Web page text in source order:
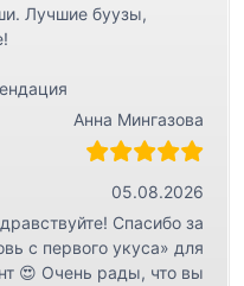
Лучшие буузы,
Анна Мингазова
05.08.2026
Спасибо за
с первого укуса» для
😍 Очень рады, что вы